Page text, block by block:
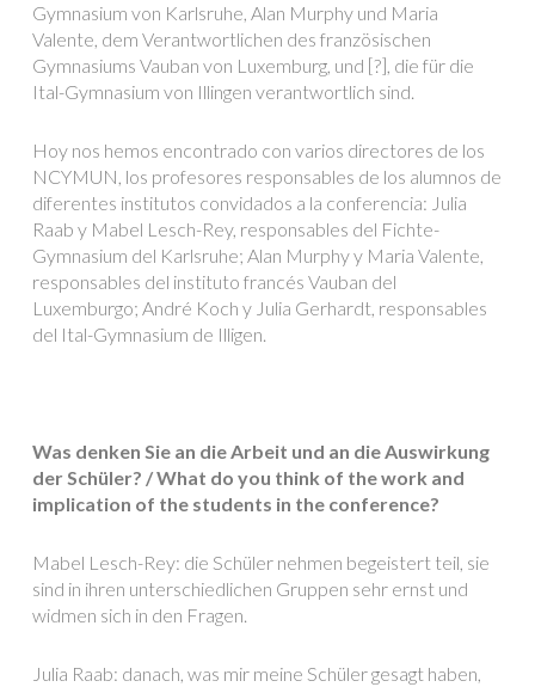
Gymnasium von Karlsruhe, Alan Murphy und Maria
Valente, dem Verantwortlichen des französischen
Gymnasiums Vauban von Luxemburg, und [?], die für die
Ital-Gymnasium von Illingen verantwortlich sind.
Hoy nos hemos encontrado con varios directores de los
NCYMUN, los profesores responsables de los alumnos de
diferentes institutos convidados a la conferencia: Julia
Raab y Mabel Lesch-Rey, responsables del Fichte-
Gymnasium del Karlsruhe; Alan Murphy y Maria Valente,
responsables del instituto francés Vauban del
Luxemburgo; André Koch y Julia Gerhardt, responsables
del Ital-Gymnasium de Illigen.
Was denken Sie an die Arbeit und an die Auswirkung
der Schüler? / What do you think of the work and
implication of the students in the conference?
Mabel Lesch-Rey: die Schüler nehmen begeistert teil, sie
sind in ihren unterschiedlichen Gruppen sehr ernst und
widmen sich in den Fragen.
Julia Raab: danach, was mir meine Schüler gesagt haben,